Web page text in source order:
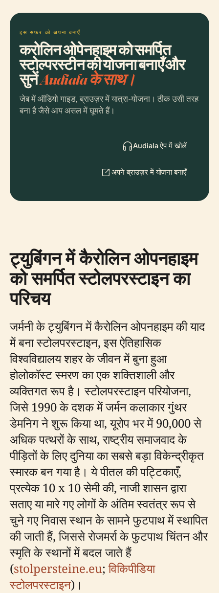
इस सफर को अपना बनाएँ
करोलिन ओपेनहाइम को समर्पित
स्टोल्परस्टीन की योजना बनाएँ और
सुनेंAudiala के साथ।
जेब में ऑडियो गाइड, ब्राउज़र में यात्रा-योजना। ठीक उसी तरह
बना है जैसे आप असल में घूमते हैं।
Audiala ऐप में खोलें
अपने ब्राउज़र में योजना बनाएँ
ट्युबिंगन में कैरोलिन ओपनहाइम
को समर्पित स्टोलपरस्टाइन का
परिचय
जर्मनी के ट्युबिंगन में कैरोलिन ओपनहाइम की याद
में बना स्टोलपरस्टाइन, इस ऐतिहासिक
विश्वविद्यालय शहर के जीवन में बुना हुआ
होलोकॉस्ट स्मरण का एक शक्तिशाली और
व्यक्तिगत रूप है। स्टोलपरस्टाइन परियोजना,
जिसे 1990 के दशक में जर्मन कलाकार गुंथर
डेमनिग ने शुरू किया था, यूरोप भर में 90,000 से
अधिक पत्थरों के साथ, राष्ट्रीय समाजवाद के
पीड़ितों के लिए दुनिया का सबसे बड़ा विकेन्द्रीकृत
स्मारक बन गया है। ये पीतल की पट्टिकाएँ,
प्रत्येक 10 x 10 सेमी की, नाजी शासन द्वारा
सताए या मारे गए लोगों के अंतिम स्वतंत्र रूप से
चुने गए निवास स्थान के सामने फुटपाथ में स्थापित
की जाती हैं, जिससे रोजमर्रा के फुटपाथ चिंतन और
स्मृति के स्थानों में बदल जाते हैं
(stolpersteine.eu;विकिपीडिया
स्टोलपरस्टाइन)।